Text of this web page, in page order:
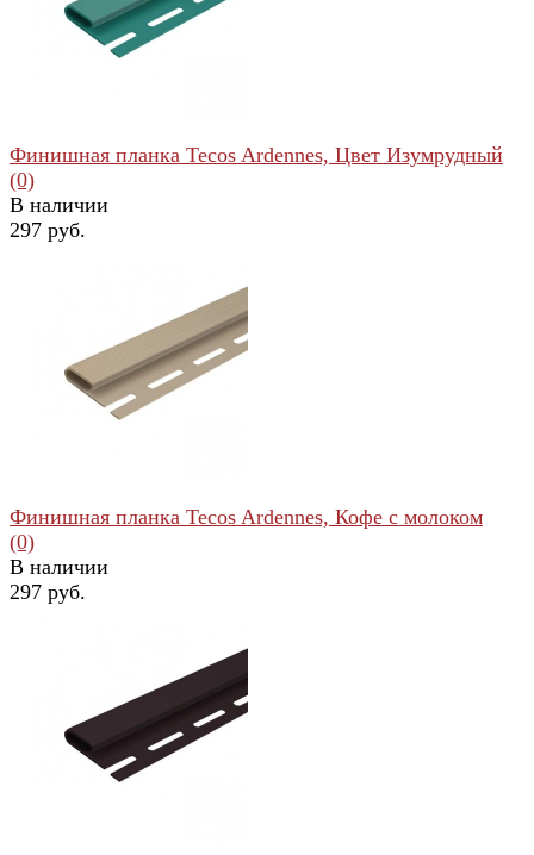
избранное сравнить
избранное сравнить
Финишная планка Tecos Ardennes, Цвет Изумрудный
(0)
В наличии
297 руб.
избранное сравнить
Финишная планка Tecos Ardennes, Кофе с молоком
(0)
В наличии
297 руб.